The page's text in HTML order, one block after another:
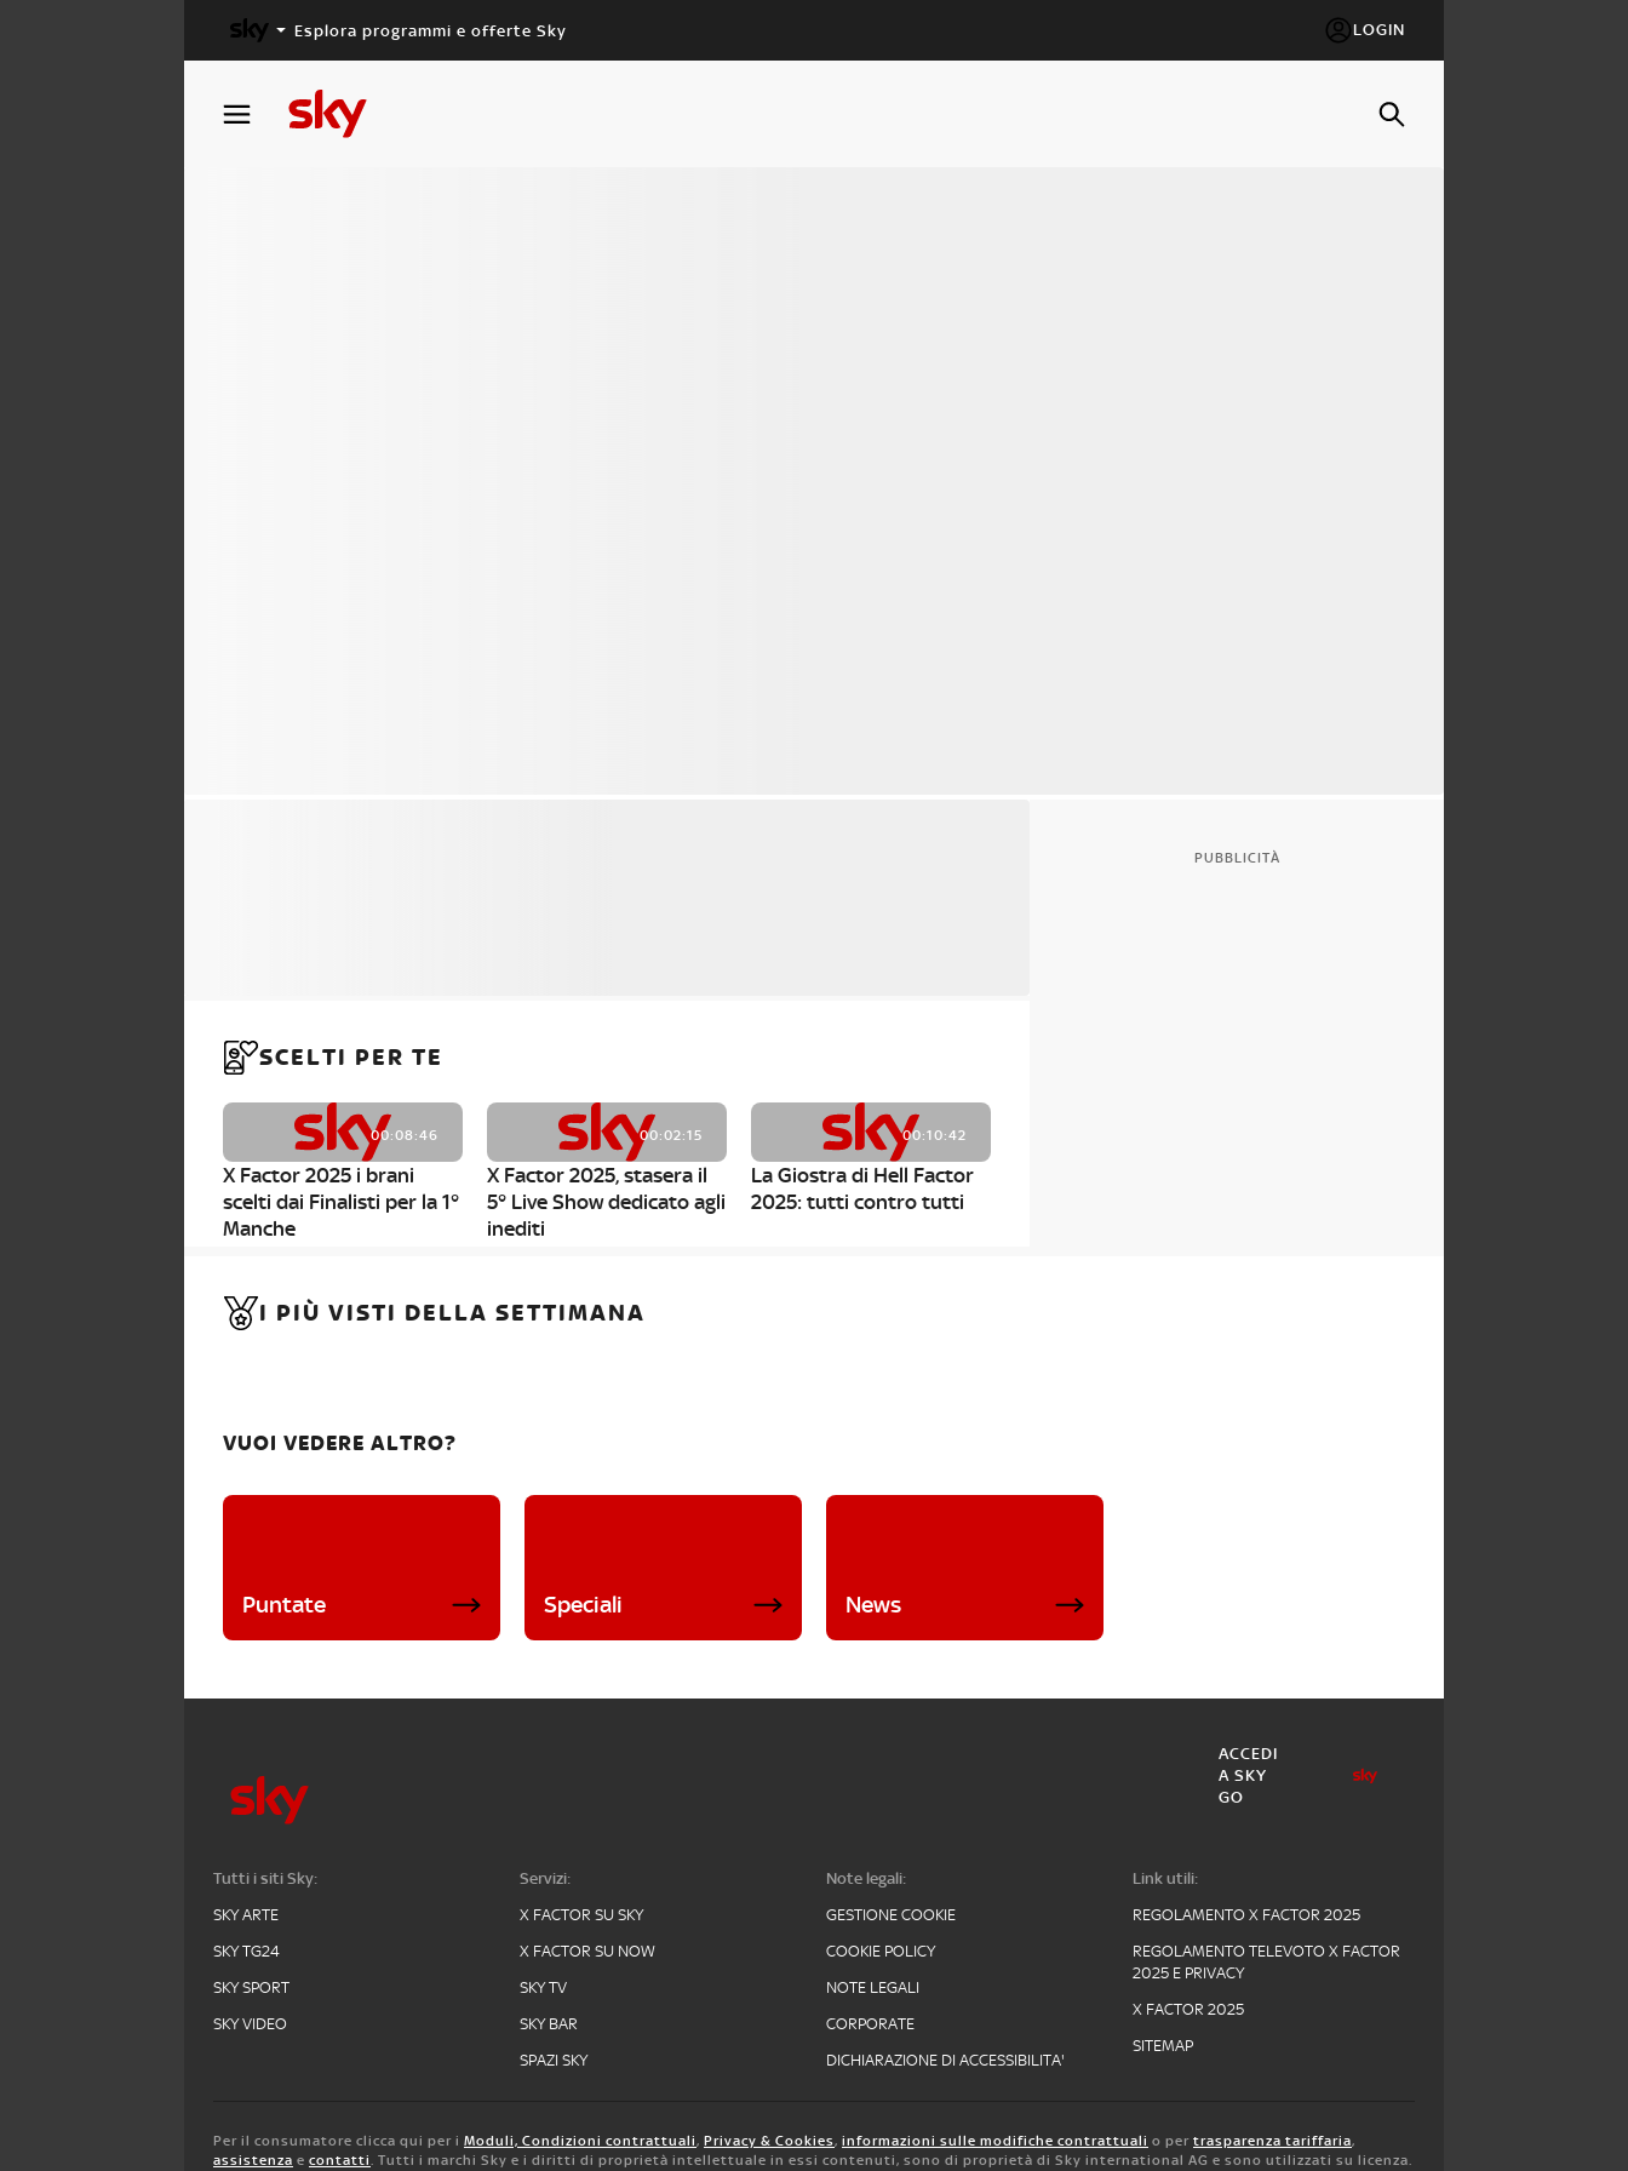
Esplora programmi e offerte Sky LOGIN
SCELTI PER TE
00:08:46
X Factor 2025 i brani
scelti dai Finalisti per la 1°
Manche
00:02:15
X Factor 2025, stasera il
5° Live Show dedicato agli
inediti
00:10:42
La Giostra di Hell Factor
2025: tutti contro tutti
PUBBLICITÀ
I PIÙ VISTI DELLA SETTIMANA
VUOI VEDERE ALTRO?
Puntate Speciali News
ACCEDI
A SKY
GO
Tutti i siti Sky:
SKY ARTE
SKY TG24
SKY SPORT
SKY VIDEO
Servizi:
X FACTOR SU SKY
X FACTOR SU NOW
SKY TV
SKY BAR
SPAZI SKY
Note legali:
GESTIONE COOKIE
COOKIE POLICY
NOTE LEGALI
CORPORATE
DICHIARAZIONE DI ACCESSIBILITA'
Link utili:
REGOLAMENTO X FACTOR 2025
REGOLAMENTO TELEVOTO X FACTOR
2025 E PRIVACY
X FACTOR 2025
SITEMAP
Per il consumatore clicca qui per i Moduli, Condizioni contrattuali, Privacy & Cookies, informazioni sulle modifiche contrattuali o per trasparenza tariffaria,
assistenza e contatti. Tutti i marchi Sky e i diritti di proprietà intellettuale in essi contenuti, sono di proprietà di Sky international AG e sono utilizzati su licenza.